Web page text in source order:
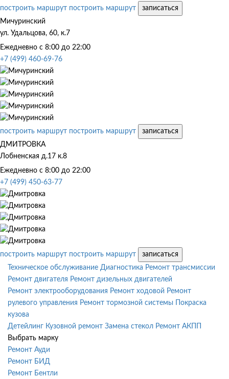
построить маршрут построить маршрут
записаться
Мичуринский
ул. Удальцова, 60, к.7
Ежедневно с 8:00 до 22:00
+7 (499) 460-69-76
построить маршрут построить маршрут
записаться
ДМИТРОВКА
Лобненская д.17 к.8
Ежедневно с 8:00 до 22:00
+7 (499) 450-63-77
построить маршрут построить маршрут
записаться
Техническое обслуживание Диагностика Ремонт трансмиссии
Ремонт двигателя Ремонт дизельных двигателей
Ремонт электрооборудования Ремонт ходовой Ремонт
рулевого управления Ремонт тормозной системы
Покраска
кузова
Детейлинг Кузовной ремонт Замена стекол Ремонт АКПП
Выбрать марку
Ремонт Ауди
Ремонт БИД
Ремонт Бентли